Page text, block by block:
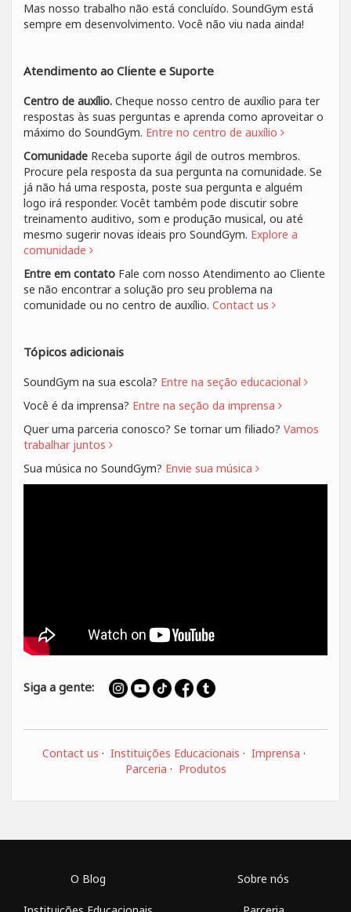
Mas nosso trabalho não está concluído. SoundGym está
sempre em desenvolvimento. Você não viu nada ainda!
Atendimento ao Cliente e Suporte
Centro de auxílio. Cheque nosso centro de auxílio para ter
respostas às suas perguntas e aprenda como aproveitar o
máximo do SoundGym. Entre no centro de auxílio
Comunidade Receba suporte ágil de outros membros.
Procure pela resposta da sua pergunta na comunidade. Se
já não há uma resposta, poste sua pergunta e alguém
logo irá responder. Vocêt também pode discutir sobre
treinamento auditivo, som e produção musical, ou até
mesmo sugerir novas ideais pro SoundGym. Explore a
comunidade
Entre em contato Fale com nosso Atendimento ao Cliente
se não encontrar a solução pro seu problema na
comunidade ou no centro de auxílio. Contact us
Tópicos adicionais
SoundGym na sua escola? Entre na seção educacional
Você é da imprensa? Entre na seção da imprensa
Quer uma parceria conosco? Se tornar um filiado? Vamos
trabalhar juntos
Sua música no SoundGym? Envie sua música
Siga a gente:
Contact us · Instituições Educacionais · Imprensa ·
Parceria · Produtos
O Blog Sobre nós